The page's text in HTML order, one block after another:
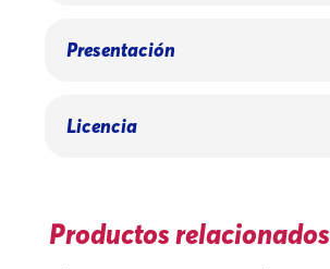
Presentación
Licencia
Productos relacionados